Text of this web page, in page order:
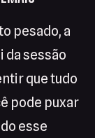
pesado, a
da sessão
que tudo
pode puxar
esse